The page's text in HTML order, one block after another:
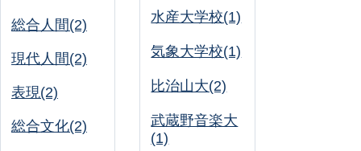
総合人間(2)
現代人間(2)
表現(2)
総合文化(2)
水産大学校(1)
気象大学校(1)
比治山大(2)
武蔵野音楽大
(1)